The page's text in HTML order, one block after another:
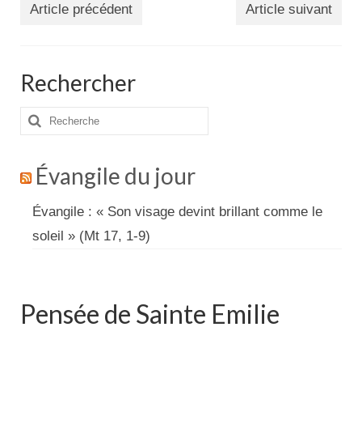
Article précédent Article suivant
Rechercher
Rechercher
:
Évangile du jour
Évangile : « Son visage devint brillant comme le
soleil » (Mt 17, 1-9)
Pensée de Sainte Emilie